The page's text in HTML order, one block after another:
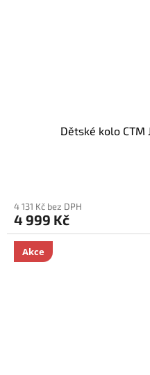
Dětské kolo CTM
4 131 Kč bez DPH
4 999 Kč
Akce